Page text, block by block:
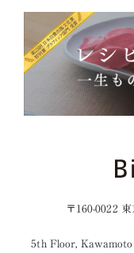
〒160-0022
5th Floor, Kawamoto